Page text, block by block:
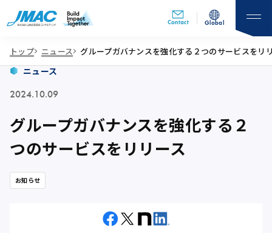
Contact Global
トップ ニュース グループガバナンスを強化する２つのサービスをリ
グループガバナンスを強化する２
つのサービスをリリース
ニュース
2024.10.09
お知らせ